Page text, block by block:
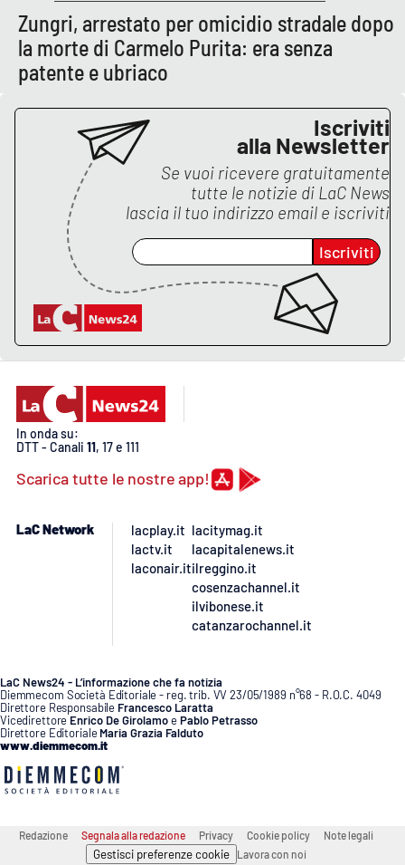
PROGETTI
SPECIALI
CALABRIAVISIONE
Destinazioni
Eventi
Food
Storie
LAC
NETWORK
Lacapitalenews.it
Ilreggino.it
Cosenzachannel.it
Ilvibonese.it
Catanzarochannel.it
Zungri, arrestato per omicidio stradale dopo
la morte di Carmelo Purita: era senza
patente e ubriaco
Iscriviti
alla Newsletter
Se vuoi ricevere gratuitamente
tutte le notizie di LaC News
lascia il tuo indirizzo email e iscriviti
Iscriviti
In onda su:
DTT - Canali 11, 17 e 111
Scarica tutte le nostre app!
LaC Network
lacplay.it
lactv.it
laconair.it
lacitymag.it
lacapitalenews.it
ilreggino.it
cosenzachannel.it
ilvibonese.it
catanzarochannel.it
LaC News24 - L’informazione che fa notizia
Diemmecom Società Editoriale - reg. trib. VV 23/05/1989 n°68 - R.O.C. 4049
Direttore Responsabile Francesco Laratta
Vicedirettore Enrico De GirolamoePablo Petrasso
Direttore Editoriale Maria Grazia Falduto
www.diemmecom.it
Redazione Segnala alla redazione Privacy Cookie policy Note legali
Gestisci preferenze cookie Lavora con noi